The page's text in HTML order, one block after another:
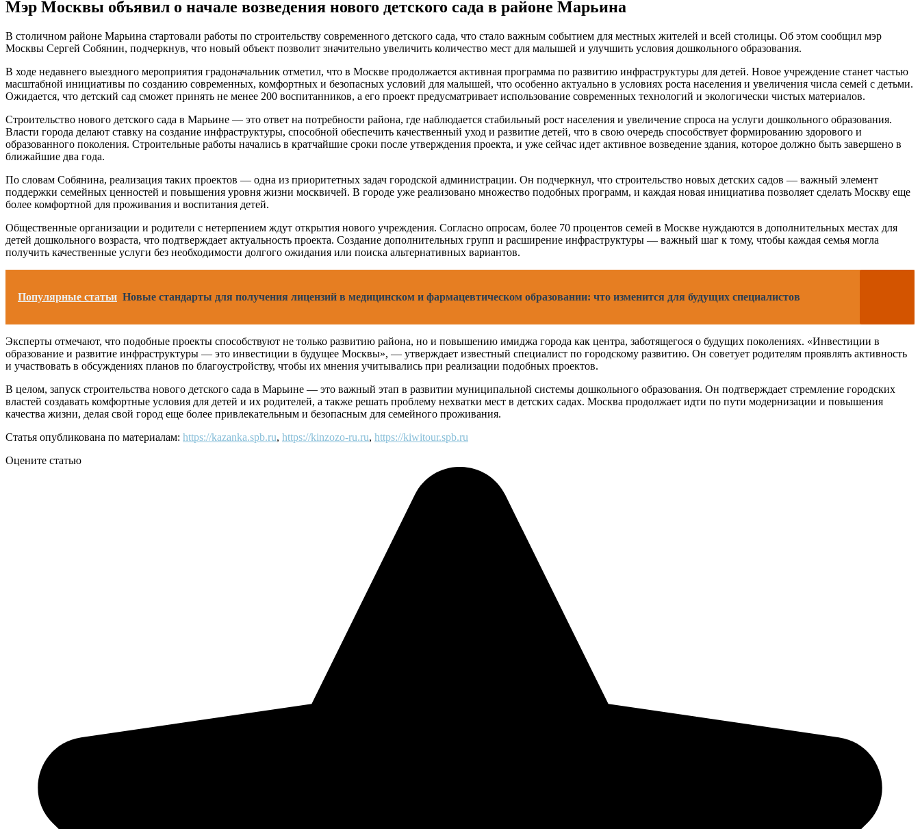
Мэр Москвы объявил о начале возведения нового детского сада в районе Марьина
В столичном районе Марьина стартовали работы по строительству современного детского сада, что стало важным событием для местных жителей и всей столицы. Об этом сообщил мэр
Москвы Сергей Собянин, подчеркнув, что новый объект позволит значительно увеличить количество мест для малышей и улучшить условия дошкольного образования.
В ходе недавнего выездного мероприятия градоначальник отметил, что в Москве продолжается активная программа по развитию инфраструктуры для детей. Новое учреждение станет частью
масштабной инициативы по созданию современных, комфортных и безопасных условий для малышей, что особенно актуально в условиях роста населения и увеличения числа семей с детьми.
Ожидается, что детский сад сможет принять не менее 200 воспитанников, а его проект предусматривает использование современных технологий и экологически чистых материалов.
Строительство нового детского сада в Марьине — это ответ на потребности района, где наблюдается стабильный рост населения и увеличение спроса на услуги дошкольного образования.
Власти города делают ставку на создание инфраструктуры, способной обеспечить качественный уход и развитие детей, что в свою очередь способствует формированию здорового и
образованного поколения. Строительные работы начались в кратчайшие сроки после утверждения проекта, и уже сейчас идет активное возведение здания, которое должно быть завершено в
ближайшие два года.
По словам Собянина, реализация таких проектов — одна из приоритетных задач городской администрации. Он подчеркнул, что строительство новых детских садов — важный элемент
поддержки семейных ценностей и повышения уровня жизни москвичей. В городе уже реализовано множество подобных программ, и каждая новая инициатива позволяет сделать Москву еще
более комфортной для проживания и воспитания детей.
Общественные организации и родители с нетерпением ждут открытия нового учреждения. Согласно опросам, более 70 процентов семей в Москве нуждаются в дополнительных местах для
детей дошкольного возраста, что подтверждает актуальность проекта. Создание дополнительных групп и расширение инфраструктуры — важный шаг к тому, чтобы каждая семья могла
получить качественные услуги без необходимости долгого ожидания или поиска альтернативных вариантов.
Популярные статьи Новые стандарты для получения лицензий в медицинском и фармацевтическом образовании: что изменится для будущих специалистов
Эксперты отмечают, что подобные проекты способствуют не только развитию района, но и повышению имиджа города как центра, заботящегося о будущих поколениях. «Инвестиции в
образование и развитие инфраструктуры — это инвестиции в будущее Москвы», — утверждает известный специалист по городскому развитию. Он советует родителям проявлять активность
и участвовать в обсуждениях планов по благоустройству, чтобы их мнения учитывались при реализации подобных проектов.
В целом, запуск строительства нового детского сада в Марьине — это важный этап в развитии муниципальной системы дошкольного образования. Он подтверждает стремление городских
властей создавать комфортные условия для детей и их родителей, а также решать проблему нехватки мест в детских садах. Москва продолжает идти по пути модернизации и повышения
качества жизни, делая свой город еще более привлекательным и безопасным для семейного проживания.
Статья опубликована по материалам: https://kazanka.spb.ru, https://kinzozo-ru.ru, https://kiwitour.spb.ru
Оцените статью